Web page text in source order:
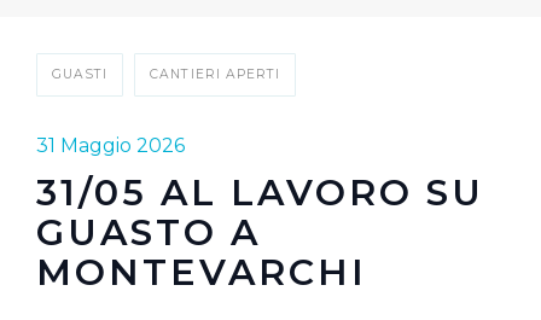
GUASTI CANTIERI APERTI
31 Maggio 2026
31/05 AL LAVORO SU
GUASTO A
MONTEVARCHI